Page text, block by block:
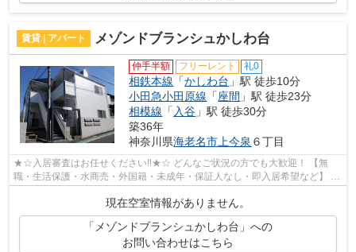
賃貸 | アパート メゾンドブランシュかしわ台
仲手半額 フリーレント 礼0
相鉄本線 「かしわ台 」駅 徒歩10分
小田急小田原線 「座間 」駅 徒歩23分
相模線 「 入谷 」駅 徒歩30分
築36年
神奈川県海老名市 上今泉 ６丁目
★☆入居審査はお任せください‼★☆ どんなご状況の方でも大歓迎！ 【無
職・生活保護・水商売・外国籍・未成年・保証人なし・即入居希望など】 ネ
現在空室情報がありません。
「メゾンドブランシュかしわ台」への
お問い合わせはこちら